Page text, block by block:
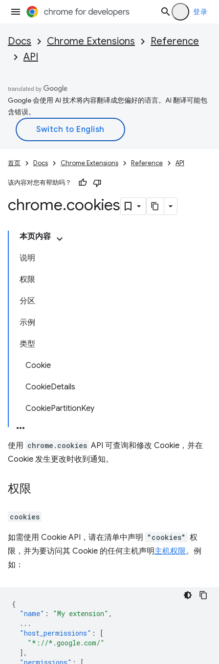
登录
Docs Chrome Extensions
Reference
API
Google 会使用 AI 技术将内容翻译成您偏好的语言。AI 翻译可能包
含错误。
首页 Docs Chrome Extensions Reference API
该内容对您有帮助吗？
chrome.cookies
本页内容
说明
权限
分区
示例
类型
Cookie
CookieDetails
CookiePartitionKey
使用 chrome.cookies API 可查询和修改 Cookie，并在
Cookie 发生更改时收到通知。
权限
cookies
如需使用 Cookie API，请在清单中声明 "cookies" 权
限，并为要访问其 Cookie 的任何主机声明主机权限。例
如：
{
"name" : "My extension" ,
...
"host_permissions" :
[
"*://*.google.com/"
],